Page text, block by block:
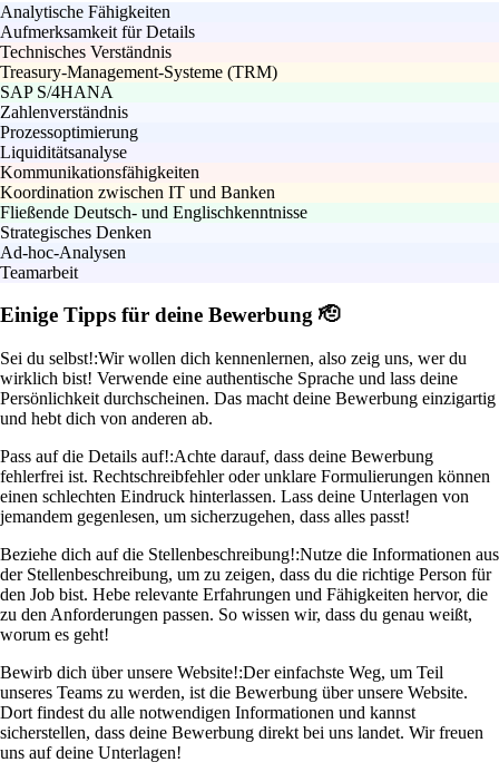
Analytische Fähigkeiten
Aufmerksamkeit für Details
Technisches Verständnis
Treasury-Management-Systeme (TRM)
SAP S/4HANA
Zahlenverständnis
Prozessoptimierung
Liquiditätsanalyse
Kommunikationsfähigkeiten
Koordination zwischen IT und Banken
Fließende Deutsch- und Englischkenntnisse
Strategisches Denken
Ad-hoc-Analysen
Teamarbeit
Einige Tipps für deine Bewerbung 🫡
Sei du selbst!:Wir wollen dich kennenlernen, also zeig uns, wer du
wirklich bist! Verwende eine authentische Sprache und lass deine
Persönlichkeit durchscheinen. Das macht deine Bewerbung einzigartig
und hebt dich von anderen ab.
Pass auf die Details auf!:Achte darauf, dass deine Bewerbung
fehlerfrei ist. Rechtschreibfehler oder unklare Formulierungen können
einen schlechten Eindruck hinterlassen. Lass deine Unterlagen von
jemandem gegenlesen, um sicherzugehen, dass alles passt!
Beziehe dich auf die Stellenbeschreibung!:Nutze die Informationen aus
der Stellenbeschreibung, um zu zeigen, dass du die richtige Person für
den Job bist. Hebe relevante Erfahrungen und Fähigkeiten hervor, die
zu den Anforderungen passen. So wissen wir, dass du genau weißt,
worum es geht!
Bewirb dich über unsere Website!:Der einfachste Weg, um Teil
unseres Teams zu werden, ist die Bewerbung über unsere Website.
Dort findest du alle notwendigen Informationen und kannst
sicherstellen, dass deine Bewerbung direkt bei uns landet. Wir freuen
uns auf deine Unterlagen!